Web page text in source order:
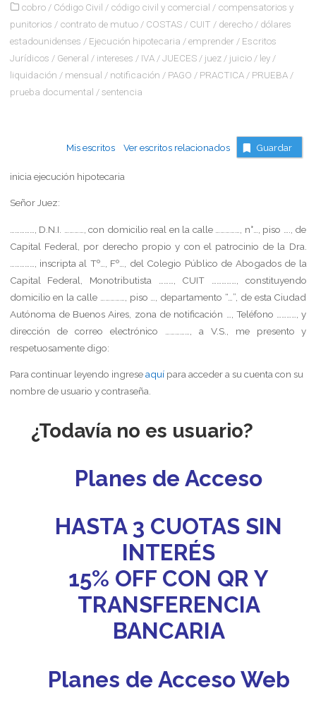
cobro / Código Civil / código civil y comercial / compensatorios y
punitorios / contrato de mutuo / COSTAS / CUIT / derecho / dólares
estadounidenses / Ejecución hipotecaria / emprender / Escritos
Jurídicos / General / intereses / IVA / JUECES / juez / juicio / ley /
liquidación / mensual / notificación / PAGO / PRACTICA / PRUEBA /
prueba documental / sentencia
Mis escritos Ver escritos relacionados Guardar
inicia ejecución hipotecaria
Señor Juez:
……………, D.N.I. …………, con domicilio real en la calle ……………, n°…, piso …., de
Capital Federal, por derecho propio y con el patrocinio de la Dra.
……………, inscripta al Tº…, Fº…, del Colegio Público de Abogados de la
Capital Federal, Monotributista ………, CUIT ……………, constituyendo
domicilio en la calle ……………, piso …, departamento “…”, de esta Ciudad
Autónoma de Buenos Aires, zona de notificación …, Teléfono …………, y
dirección de correo electrónico ……………, a V.S., me presento y
respetuosamente digo:
Para continuar leyendo ingreseaquípara acceder a su cuenta con su
nombre de usuario y contraseña.
¿Todavía no es usuario?
Planes de Acceso
HASTA 3 CUOTAS SIN
INTERÉS
15% OFF CON QR Y
TRANSFERENCIA
BANCARIA
Planes de Acceso Web